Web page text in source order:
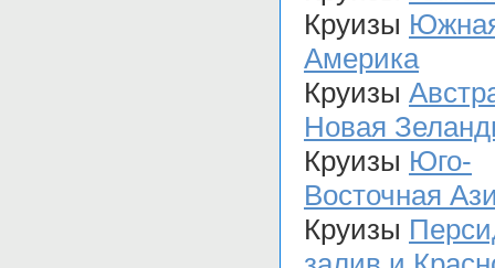
Круизы
Америка
Круизы
Новая
Круизы Юго-
Восточная
Круизы